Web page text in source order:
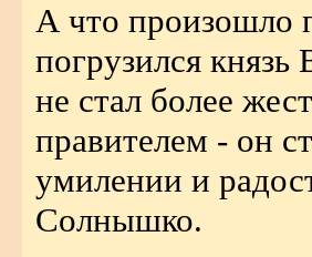
А что произошло
погрузился
не стал более
правителем - он
умилении и
Солнышко.